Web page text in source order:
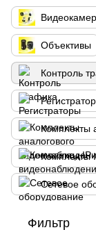
Объективы
Контроль
Комплекты
Комплекты
Сетевое
Фильтр